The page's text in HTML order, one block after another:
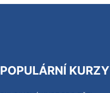
POPULÁRNÍ KURZY